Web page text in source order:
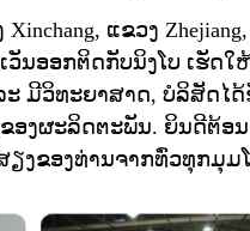
ແຂວງ
ວັນອອກຕິດກັບນິງໂບ ເຮັດ
ມີວິທະຍາສາດ, ບໍລິສັດໄ
ງຜະລິດຕະພັນ. ຍິນດີຕ້ອ
ງຂອງທ່ານຈາກທົ່ວທຸກມຸມ